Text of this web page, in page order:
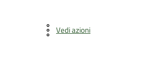
Vedi azioni